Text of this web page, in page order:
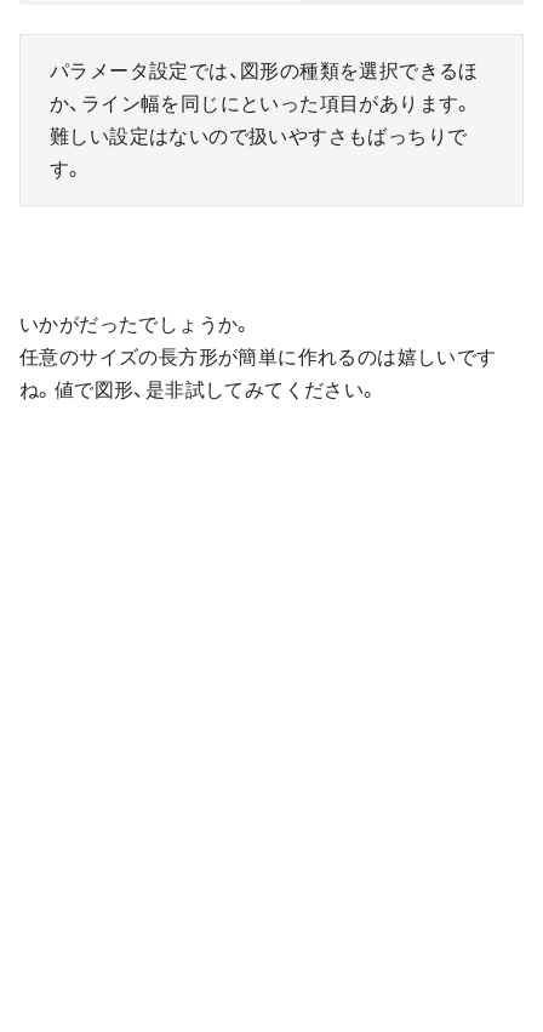
パラメータ設定では、図形の種類を選択できるほ
か、ライン幅を同じにといった項目があります。
難しい設定はないので扱いやすさもばっちりで
す。
いかがだったでしょうか。
任意のサイズの長方形が簡単に作れるのは嬉しいです
ね。値で図形、是非試してみてください。